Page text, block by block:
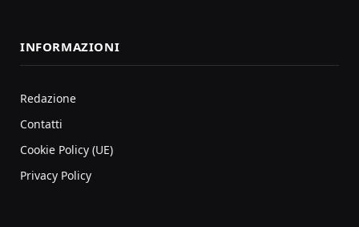
INFORMAZIONI
Redazione
Contatti
Cookie Policy (UE)
Privacy Policy